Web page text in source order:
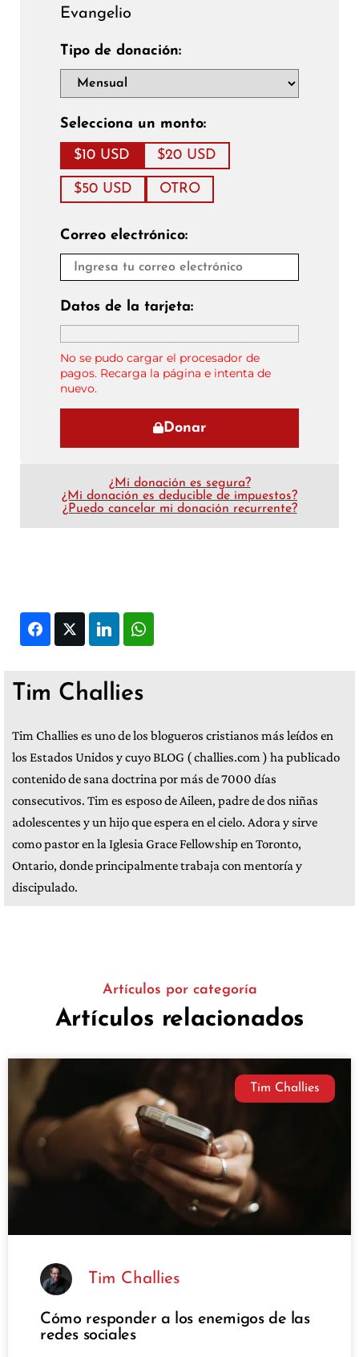
Evangelio
Tipo de donación:
Selecciona un monto:
$10 USD $20 USD
$50 USD OTRO
Correo electrónico:
Datos de la tarjeta:
No se pudo cargar el procesador de
pagos. Recarga la página e intenta de
nuevo.
Donar
¿Mi donación es segura?
¿Mi donación es deducible de impuestos?
¿Puedo cancelar mi donación recurrente?
FacebookTwitter LinkedIn
Tim Challies
Tim Challies es uno de los blogueros cristianos más leídos en
los Estados Unidos y cuyo BLOG ( challies.com ) ha publicado
contenido de sana doctrina por más de 7000 días
consecutivos. Tim es esposo de Aileen, padre de dos niñas
adolescentes y un hijo que espera en el cielo. Adora y sirve
como pastor en la Iglesia Grace Fellowship en Toronto,
Ontario, donde principalmente trabaja con mentoría y
discipulado.
Artículos por categoría
Artículos relacionados
Tim Challies
Tim Challies
Cómo responder a los enemigos de las
redes sociales